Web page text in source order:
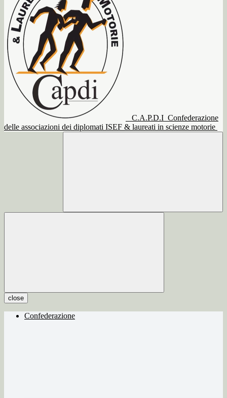
C.A.P.D.I Confederazione
delle associazioni dei diplomati ISEF & laureati in scienze motorie
close
Confederazione